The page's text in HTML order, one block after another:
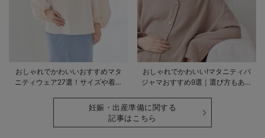
おしゃれでかわいいおすすめマタ
ニティウェア27選！サイズや着る
おしゃれでかわいい!マタニティパ
ジャマおすすめ9選｜選び方もあわ
妊娠・出産準備に関する
記事はこちら